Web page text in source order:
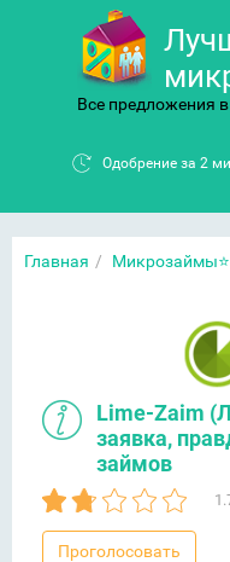
Все предложения
Главная / Микрозаймы⭐
Lime-Zaim
заявка,
займов
Проголосовать